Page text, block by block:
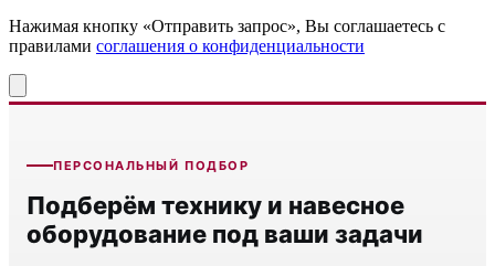
Нажимая кнопку «Отправить запрос», Вы соглашаетесь c
правилами соглашения о конфиденциальности
ПЕРСОНАЛЬНЫЙ ПОДБОР
Подберём технику и навесное
оборудование под ваши задачи